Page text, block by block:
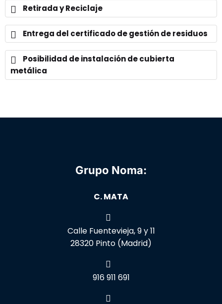
Retirada y Reciclaje
Entrega del certificado de gestión de residuos
Posibilidad de instalación de cubierta
metálica
Grupo Noma:
C. MATA
Calle Fuentevieja, 9 y 11
28320 Pinto (Madrid)
916 911 691